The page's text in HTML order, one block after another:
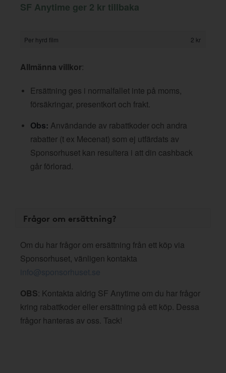
SF Anytime ger 2 kr tillbaka
Per hyrd film 2 kr
Allmänna villkor:
Ersättning ges i normalfallet inte på moms,
försäkringar, presentkort och frakt.
Obs: Användande av rabattkoder och andra
rabatter (t ex Mecenat) som ej utfärdats av
Sponsorhuset kan resultera i att din cashback
går förlorad.
Frågor om ersättning?
Om du har frågor om ersättning från ett köp via
Sponsorhuset, vänligen kontakta
info@sponsorhuset.se
OBS: Kontakta aldrig SF Anytime om du har frågor
kring rabattkoder eller ersättning på ett köp. Dessa
frågor hanteras av oss. Tack!